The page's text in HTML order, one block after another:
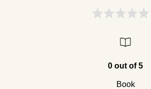
0 out of 5
Book